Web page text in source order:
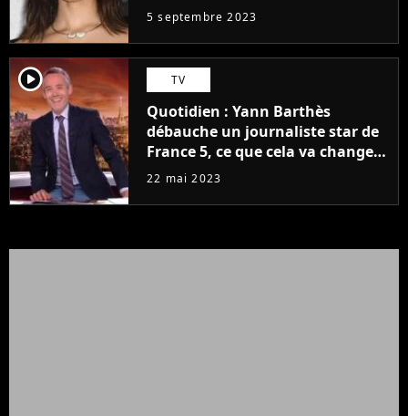
5 septembre 2023
player2 TV
Quotidien : Yann Barthès
débauche un journaliste star de
France 5, ce que cela va changer
à la rentrée
22 mai 2023